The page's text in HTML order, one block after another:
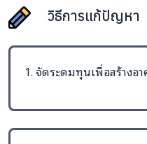
รุนแรง
การวางแผนโครงการ:เรา
ใหม่
วิธีการแก้ปัญหา
1. จัดระดมทุนเพื่อสร้างอ